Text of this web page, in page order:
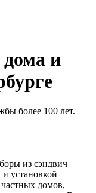
и
более 100 лет.
из сэндвич
установкой
домов,